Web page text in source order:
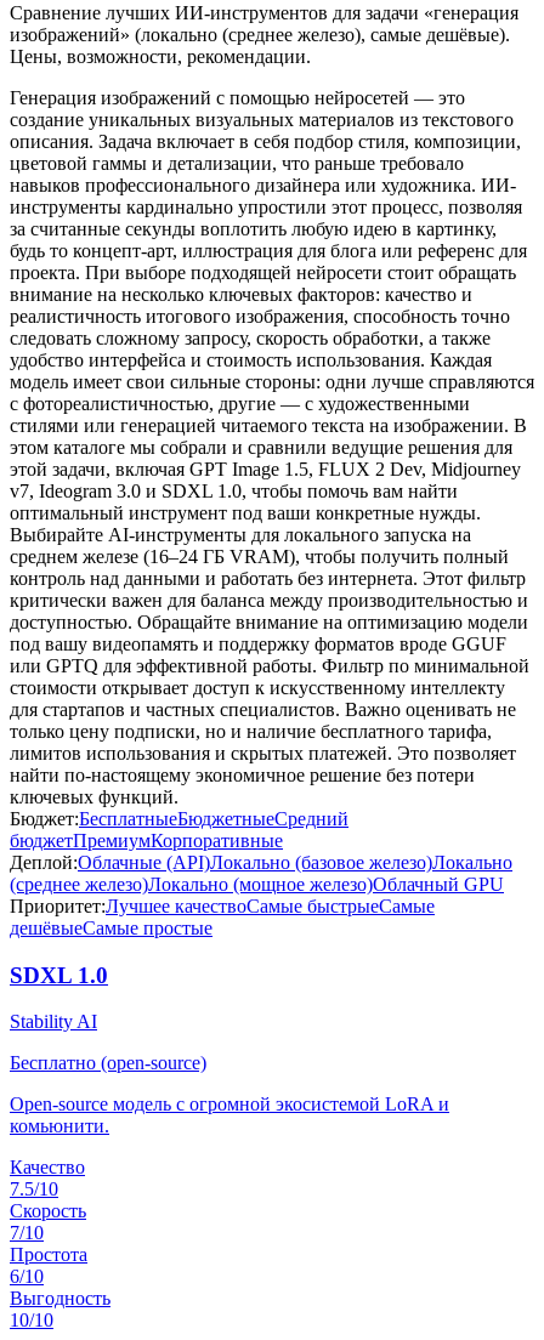
Сравнение лучших ИИ-инструментов для задачи «генерация
изображений» (локально (среднее железо), самые дешёвые).
Цены, возможности, рекомендации.
Генерация изображений с помощью нейросетей — это
создание уникальных визуальных материалов из текстового
описания. Задача включает в себя подбор стиля, композиции,
цветовой гаммы и детализации, что раньше требовало
навыков профессионального дизайнера или художника. ИИ-
инструменты кардинально упростили этот процесс, позволяя
за считанные секунды воплотить любую идею в картинку,
будь то концепт-арт, иллюстрация для блога или референс для
проекта. При выборе подходящей нейросети стоит обращать
внимание на несколько ключевых факторов: качество и
реалистичность итогового изображения, способность точно
следовать сложному запросу, скорость обработки, а также
удобство интерфейса и стоимость использования. Каждая
модель имеет свои сильные стороны: одни лучше справляются
с фотореалистичностью, другие — с художественными
стилями или генерацией читаемого текста на изображении. В
этом каталоге мы собрали и сравнили ведущие решения для
этой задачи, включая GPT Image 1.5, FLUX 2 Dev, Midjourney
v7, Ideogram 3.0 и SDXL 1.0, чтобы помочь вам найти
оптимальный инструмент под ваши конкретные нужды.
Выбирайте AI-инструменты для локального запуска на
среднем железе (16–24 ГБ VRAM), чтобы получить полный
контроль над данными и работать без интернета. Этот фильтр
критически важен для баланса между производительностью и
доступностью. Обращайте внимание на оптимизацию модели
под вашу видеопамять и поддержку форматов вроде GGUF
или GPTQ для эффективной работы. Фильтр по минимальной
стоимости открывает доступ к искусственному интеллекту
для стартапов и частных специалистов. Важно оценивать не
только цену подписки, но и наличие бесплатного тарифа,
лимитов использования и скрытых платежей. Это позволяет
найти по-настоящему экономичное решение без потери
ключевых функций.
Бюджет:БесплатныеБюджетныеСредний
бюджетПремиумКорпоративные
Деплой:Облачные (API)Локально (базовое железо)Локально
(среднее железо)Локально (мощное железо)Облачный GPU
Приоритет:Лучшее качествоСамые быстрыеСамые
дешёвыеСамые простые
SDXL 1.0
Stability AI
Бесплатно (open-source)
Open-source модель с огромной экосистемой LoRA и
комьюнити.
Качество
7.5/10
Скорость
7/10
Простота
6/10
Выгодность
10/10